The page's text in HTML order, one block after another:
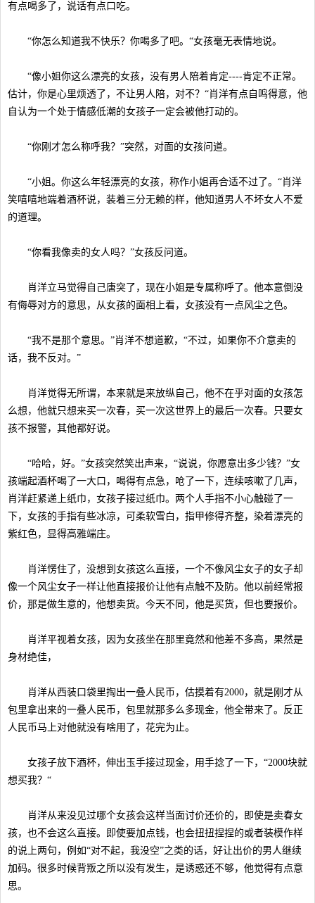
有点喝多了，说话有点口吃。
“你怎么知道我不快乐？你喝多了吧。“女孩毫无表情地说。
“像小姐你这么漂亮的女孩，没有男人陪着肯定----肯定不正常。
估计，你是心里烦透了，不让男人陪，对不？“肖洋有点自鸣得意，他
自认为一个处于情感低潮的女孩子一定会被他打动的。
“你刚才怎么称呼我？”突然，对面的女孩问道。
“小姐。你这么年轻漂亮的女孩，称作小姐再合适不过了。“肖洋
笑嘻嘻地端着酒杯说，装着三分无赖的样，他知道男人不坏女人不爱
的道理。
“你看我像卖的女人吗？”女孩反问道。
肖洋立马觉得自己唐突了，现在小姐是专属称呼了。他本意倒没
有侮辱对方的意思，从女孩的面相上看，女孩没有一点风尘之色。
“我不是那个意思。”肖洋不想道歉，“不过，如果你不介意卖的
话，我不反对。”
肖洋觉得无所谓，本来就是来放纵自己，他不在乎对面的女孩怎
么想，他就只想来买一次春，买一次这世界上的最后一次春。只要女
孩不报警，其他都好说。
“哈哈，好。”女孩突然笑出声来，“说说，你愿意出多少钱？”女
孩端起酒杯喝了一大口，喝得有点急，呛了一下，连续咳嗽了几声，
肖洋赶紧递上纸巾，女孩子接过纸巾。两个人手指不小心触碰了一
下，女孩的手指有些冰凉，可柔软雪白，指甲修得齐整，染着漂亮的
紫红色，显得高雅端庄。
肖洋愣住了，没想到女孩这么直接，一个不像风尘女子的女子却
像一个风尘女子一样让他直接报价让他有点触不及防。他以前经常报
价，那是做生意的，他想卖货。今天不同，他是买货，但也要报价。
肖洋平视着女孩，因为女孩坐在那里竟然和他差不多高，果然是
身材绝佳，
肖洋从西装口袋里掏出一叠人民币，估摸着有2000，就是刚才从
包里拿出来的一叠人民币，包里就那多么多现金，他全带来了。反正
人民币马上对他就没有啥用了，花完为止。
女孩子放下酒杯，伸出玉手接过现金，用手捻了一下，“2000块就
想买我？“
肖洋从来没见过哪个女孩会这样当面讨价还价的，即使是卖春女
孩，也不会这么直接。即使要加点钱，也会扭扭捏捏的或者装模作样
的说上两句，例如“对不起，我没空”之类的话，好让出价的男人继续
加码。很多时候背叛之所以没有发生，是诱惑还不够，他觉得有点意
思。